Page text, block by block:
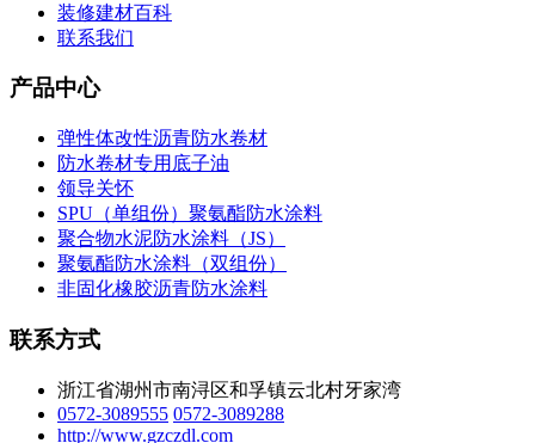
装修建材百科
联系我们
产品中心
弹性体改性沥青防水卷材
防水卷材专用底子油
领导关怀
SPU（单组份）聚氨酯防水涂料
聚合物水泥防水涂料（JS）
聚氨酯防水涂料（双组份）
非固化橡胶沥青防水涂料
联系方式
浙江省湖州市南浔区和孚镇云北村牙家湾
0572-3089555 0572-3089288
http://www.gzczdl.com